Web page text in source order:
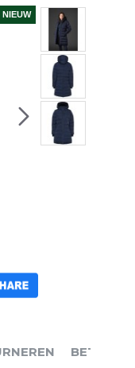
NIEUW
BETALEN